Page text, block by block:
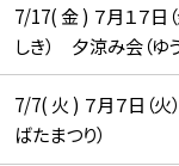
7/17( 金 ) ７月１７日
しき） 夕涼み会（ゆ
7/7( 火 ) ７月７日（火
ばたまつり）